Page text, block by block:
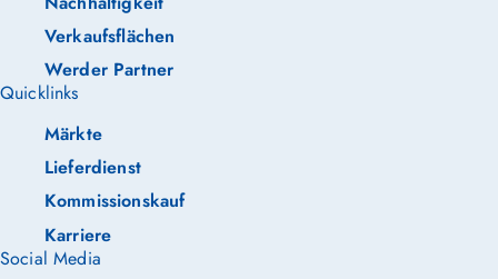
Verkaufsflächen
Werder Partner
Quicklinks
Märkte
Lieferdienst
Kommissionskauf
Karriere
Social Media